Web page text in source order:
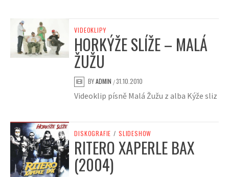
VIDEOKLIPY
HORKÝŽE SLÍŽE – MALÁ
ŽUŽU
BYADMIN /31.10.2010
Videoklip písně Malá Žužu z alba Kýže sliz
DISKOGRAFIE / SLIDESHOW
RITERO XAPERLE BAX
(2004)